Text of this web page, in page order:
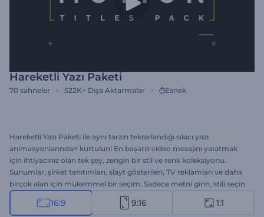
Hareketli Yazı Paketi
70 sahneler 522K+ Dışa Aktarmalar Esnek
Hareketli Yazı Paketi ile aynı tarzın tekrarlandığı sıkıcı yazı
animasyonlarından kurtulun! En başarılı video mesajını yaratmak
için ihtiyacınız olan tek şey, zengin bir stil ve renk koleksiyonu.
Sunumlar, şirket tanıtımları, slayt gösterileri, TV reklamları ve daha
birçok alan için mükemmel bir seçim. Sadece metni girin, stili seçin
ve yüksek kalitedeki müzik parçalarımızdan biriyle sahneyi
tamamlayın. Benzersiz yaklaşımınızla izleyicileri büyüleyin. Bu
16:9 9:16 1:1